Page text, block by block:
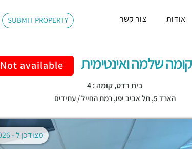
SUBMIT PROPERTY אודות צור קשר
Not available
בית רדט, קומה : 4
הארד 5, תל אביב יפו,רמת החייל / עתידים
מצודכן ל -